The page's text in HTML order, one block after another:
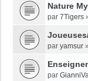
Nature
par 7Tigers
par yamsur »
par